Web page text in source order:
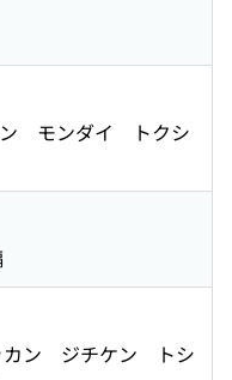
モンダイ トクシ
カン ジチケン トシ